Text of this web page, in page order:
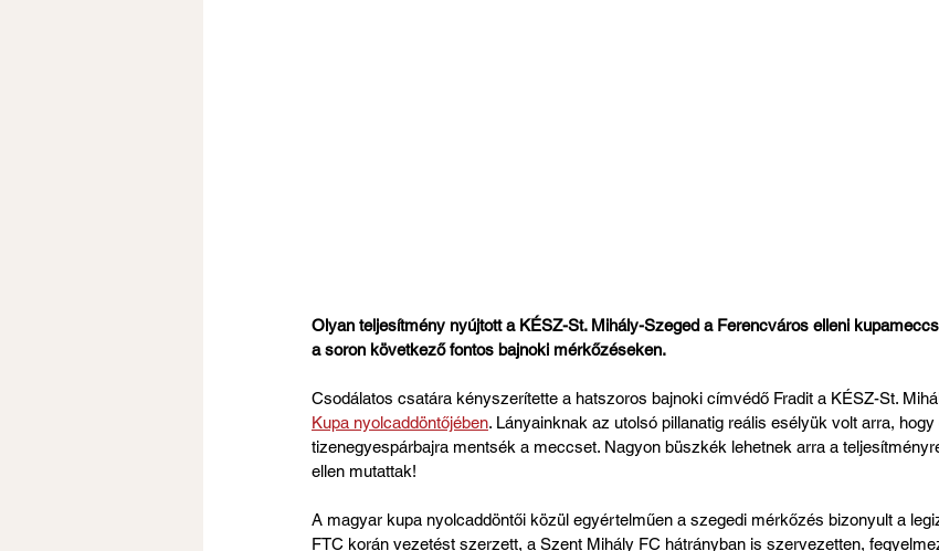
Olyan teljesítmény nyújtott a KÉSZ-St. Mihály-Szeged a Ferencváros elleni
a soron következő fontos bajnoki mérkőzéseken.
Csodálatos csatára kényszerítette a hatszoros bajnoki címvédő Fradit a KÉSZ-St.
Kupa nyolcaddöntőjében. Lányainknak az utolsó pillanatig reális esélyük volt arra,
tizenegyespárbajra mentsék a meccset. Nagyon büszkék lehetnek arra a
ellen mutattak!
A magyar kupa nyolcaddöntői közül egyértelműen a szegedi mérkőzés bizonyult a
FTC korán vezetést szerzett, a Szent Mihály FC hátrányban is szervezetten,